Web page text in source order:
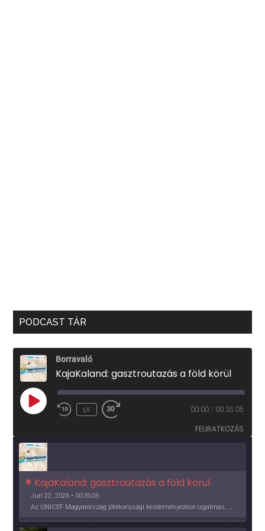
PODCAST TÁR
Borravaló
KajaKaland: gasztroutazás a föld körül
PLAY
EPISODE
1X 00:00 / 00:35:05
FELIRATKOZÁS
KajaKaland: gasztroutazás a föld körül
Jun 22, 2026 • 00:35:05
Az UNICEF Magyarország jótékonysági kezdeményezése izgalmas, egész éves világkörüli ízutazásra hív, igazi családi program és gasztroedukáció, illetve segítség a rászorulóknak is egyben.